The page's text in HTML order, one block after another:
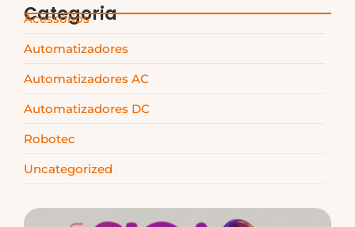
Categoria
Acessórios
Automatizadores
Automatizadores AC
Automatizadores DC
Robotec
Uncategorized